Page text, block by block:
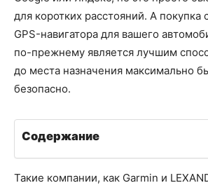
для коротких расстояний. А покупка
GPS-навигатора для вашего
по-прежнему является лучшим
до места назначения максимально
безопасно.
Содержание
Такие компании, как Garmin и